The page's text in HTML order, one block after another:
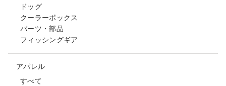
ドッグ
クーラーボックス
パーツ・部品
フィッシングギア
アパレル
すべて